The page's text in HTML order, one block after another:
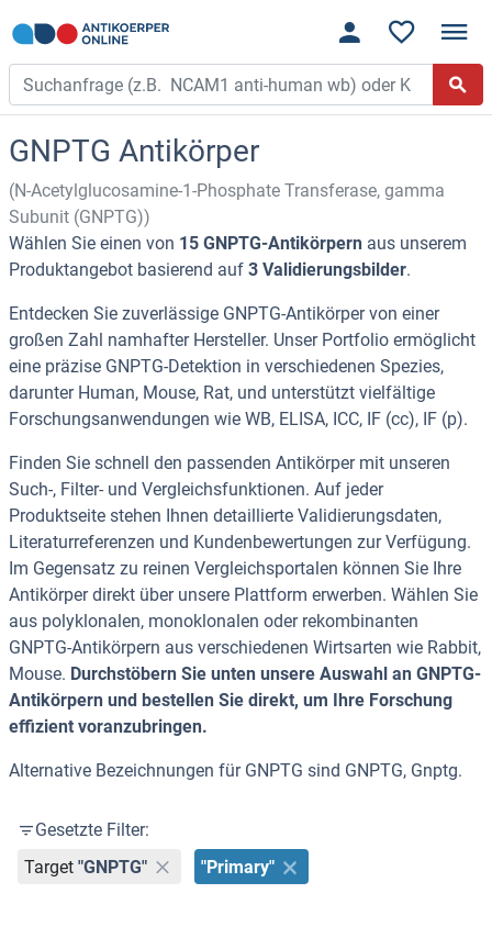
GNPTG Antikörper
(N-Acetylglucosamine-1-Phosphate Transferase, gamma
Subunit (GNPTG))
Wählen Sie einen von 15 GNPTG-Antikörpern aus unserem
Produktangebot basierend auf 3 Validierungsbilder.
Entdecken Sie zuverlässige GNPTG-Antikörper von einer
großen Zahl namhafter Hersteller. Unser Portfolio ermöglicht
eine präzise GNPTG-Detektion in verschiedenen Spezies,
darunter Human, Mouse, Rat, und unterstützt vielfältige
Forschungsanwendungen wie WB, ELISA, ICC, IF (cc), IF (p).
Finden Sie schnell den passenden Antikörper mit unseren
Such-, Filter- und Vergleichsfunktionen. Auf jeder
Produktseite stehen Ihnen detaillierte Validierungsdaten,
Literaturreferenzen und Kundenbewertungen zur Verfügung.
Im Gegensatz zu reinen Vergleichsportalen können Sie Ihre
Antikörper direkt über unsere Plattform erwerben. Wählen Sie
aus polyklonalen, monoklonalen oder rekombinanten
GNPTG-Antikörpern aus verschiedenen Wirtsarten wie Rabbit,
Mouse. Durchstöbern Sie unten unsere Auswahl an GNPTG-
Antikörpern und bestellen Sie direkt, um Ihre Forschung
effizient voranzubringen.
Alternative Bezeichnungen für GNPTG sind GNPTG, Gnptg.
Gesetzte Filter:
Target "GNPTG" "Primary"